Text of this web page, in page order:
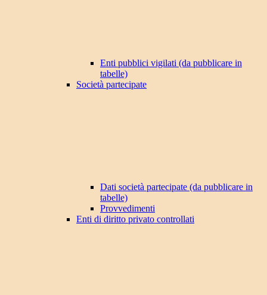
Enti pubblici vigilati (da pubblicare in
tabelle)
Società partecipate
Dati società partecipate (da pubblicare in
tabelle)
Provvedimenti
Enti di diritto privato controllati